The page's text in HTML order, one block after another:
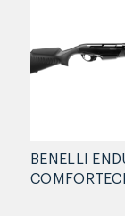
BENELLI